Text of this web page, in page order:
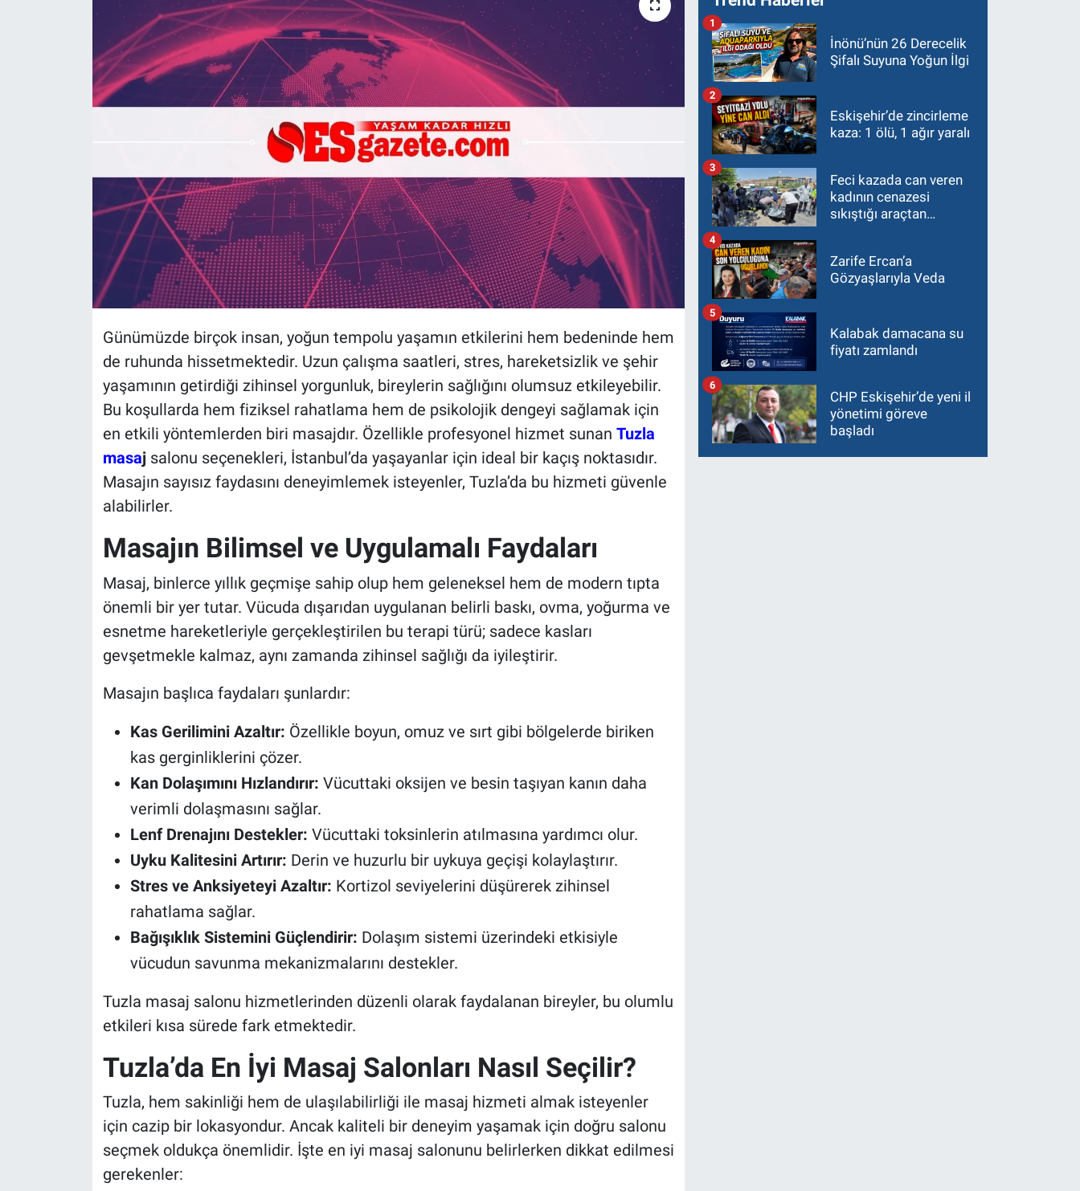
Günümüzde birçok insan, yoğun tempolu yaşamın etkilerini hem bedeninde hem
de ruhunda hissetmektedir. Uzun çalışma saatleri, stres, hareketsizlik ve şehir
yaşamının getirdiği zihinsel yorgunluk, bireylerin sağlığını olumsuz etkileyebilir.
Bu koşullarda hem fiziksel rahatlama hem de psikolojik dengeyi sağlamak için
en etkili yöntemlerden biri masajdır. Özellikle profesyonel hizmet sunan Tuzla
masajsalonu seçenekleri, İstanbul’da yaşayanlar için ideal bir kaçış noktasıdır.
Masajın sayısız faydasını deneyimlemek isteyenler, Tuzla’da bu hizmeti güvenle
alabilirler.
Masajın Bilimsel ve Uygulamalı Faydaları
Masaj, binlerce yıllık geçmişe sahip olup hem geleneksel hem de modern tıpta
önemli bir yer tutar. Vücuda dışarıdan uygulanan belirli baskı, ovma, yoğurma ve
esnetme hareketleriyle gerçekleştirilen bu terapi türü; sadece kasları
gevşetmekle kalmaz, aynı zamanda zihinsel sağlığı da iyileştirir.
Masajın başlıca faydaları şunlardır:
Kas Gerilimini Azaltır: Özellikle boyun, omuz ve sırt gibi bölgelerde biriken
kas gerginliklerini çözer.
Kan Dolaşımını Hızlandırır: Vücuttaki oksijen ve besin taşıyan kanın daha
verimli dolaşmasını sağlar.
Lenf Drenajını Destekler: Vücuttaki toksinlerin atılmasına yardımcı olur.
Uyku Kalitesini Artırır: Derin ve huzurlu bir uykuya geçişi kolaylaştırır.
Stres ve Anksiyeteyi Azaltır: Kortizol seviyelerini düşürerek zihinsel
rahatlama sağlar.
Bağışıklık Sistemini Güçlendirir: Dolaşım sistemi üzerindeki etkisiyle
vücudun savunma mekanizmalarını destekler.
Tuzla masaj salonu hizmetlerinden düzenli olarak faydalanan bireyler, bu olumlu
etkileri kısa sürede fark etmektedir.
Tuzla’da En İyi Masaj Salonları Nasıl Seçilir?
Tuzla, hem sakinliği hem de ulaşılabilirliği ile masaj hizmeti almak isteyenler
için cazip bir lokasyondur. Ancak kaliteli bir deneyim yaşamak için doğru salonu
seçmek oldukça önemlidir. İşte en iyi masaj salonunu belirlerken dikkat edilmesi
gerekenler:
İnönü’nün 26 Derecelik
Şifalı Suyuna Yoğun İlgi
1
Eskişehir’de zincirleme
kaza: 1 ölü, 1 ağır yaralı
2
Feci kazada can veren
kadının cenazesi
sıkıştığı araçtan
3
Zarife Ercan’a
Gözyaşlarıyla Veda
4
Kalabak damacana su
fiyatı zamlandı
5
CHP Eskişehir’de yeni il
yönetimi göreve
başladı
6
Kütahya
Bilim ve Teknoloji